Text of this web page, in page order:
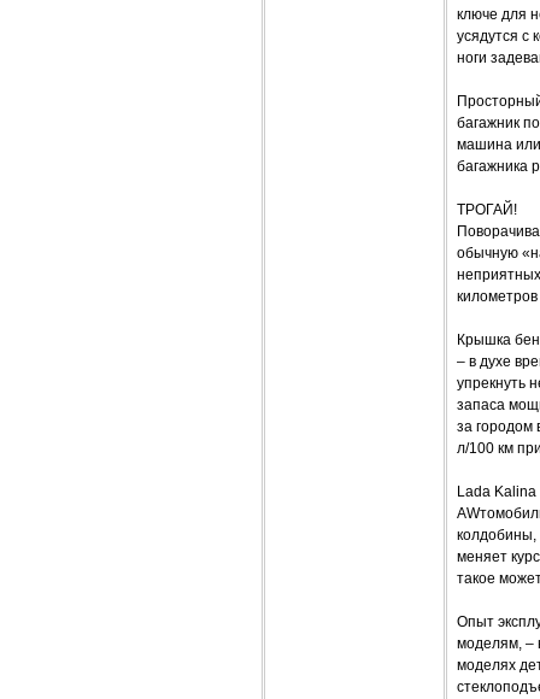
ключе для
усядутся с
ноги
багажник
машина или
багажника
ТРОГАЙ!
обычную
Крышка
– в духе
упрекнуть
запаса
за городом
л/100 км
Lada
колдобины,
меняет
такое
Опыт
моделям, –
моделях